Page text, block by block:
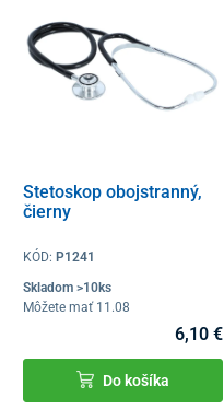
Stetoskop obojstranný,
čierny
KÓD: P1241
Skladom >10ks
Môžete mať 11.08
6,10 €
Do košíka